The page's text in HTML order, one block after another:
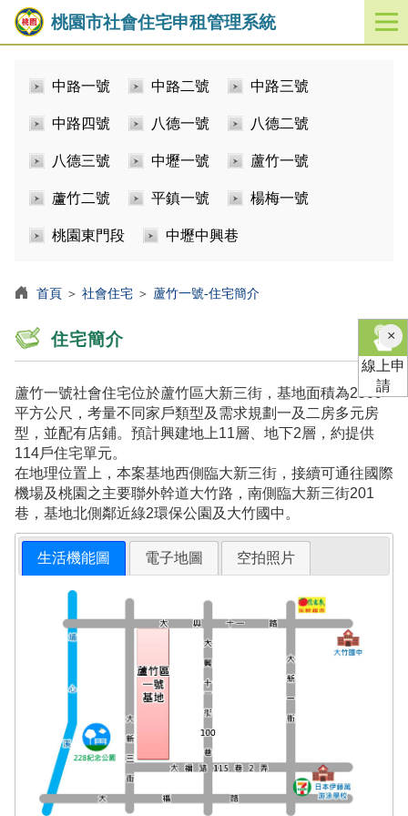
桃園市社會住宅申租管理系統
開
啟
中路一號 中路二號 中路三號
中路四號 八德一號 八德二號
八德三號 中壢一號 蘆竹一號
蘆竹二號 平鎮一號 楊梅一號
桃園東門段 中壢中興巷
首頁 ＞ 社會住宅 ＞ 蘆竹一號-住宅簡介
住宅簡介
蘆竹一號社會住宅位於蘆竹區大新三街，基地面積為2509
平方公尺，考量不同家戶類型及需求規劃一及二房多元房
型，並配有店鋪。預計興建地上11層、地下2層，約提供
114戶住宅單元。
在地理位置上，本案基地西側臨大新三街，接續可通往國際
機場及桃園之主要聯外幹道大竹路，南側臨大新三街201
巷，基地北側鄰近綠2環保公園及大竹國中。
生活機能圖 電子地圖 空拍照片
×關
閉
線上申
請